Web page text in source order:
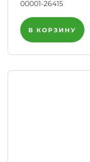
00001-26415
В КОРЗИНУ